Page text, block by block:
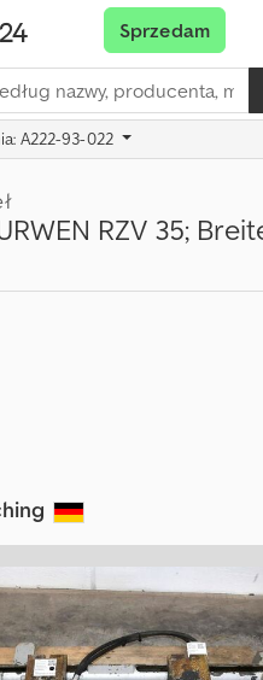
Sprzedam
A222-93-022
RZV 35;